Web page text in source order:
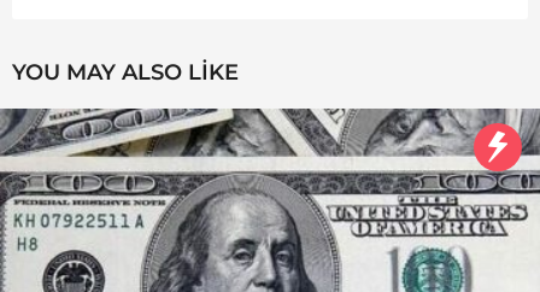
YOU MAY ALSO LIKE